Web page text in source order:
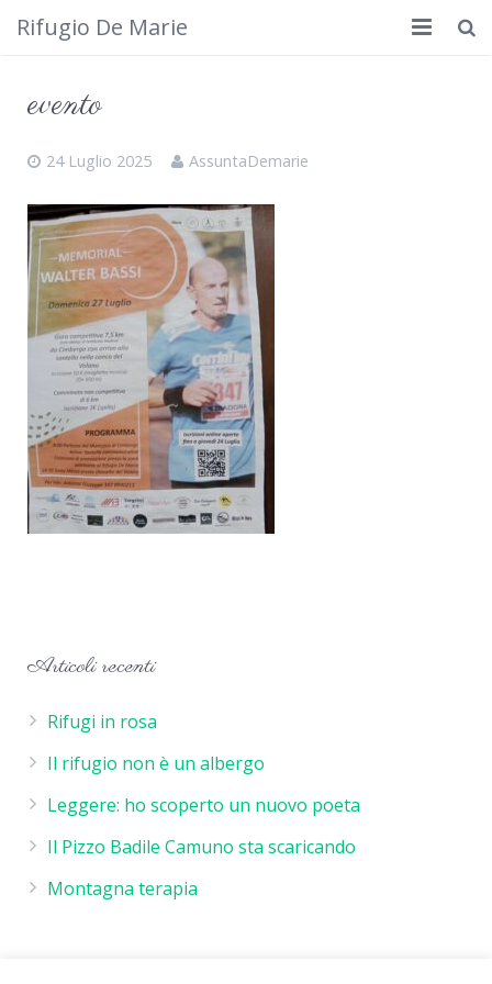
Rifugio De Marie
Cosa fare
Calendario
Foto
Cimbergo da vedere
Contatti
evento
24 Luglio 2025 AssuntaDemarie
Articoli recenti
Rifugi in rosa
Il rifugio non è un albergo
Leggere: ho scoperto un nuovo poeta
Il Pizzo Badile Camuno sta scaricando
Montagna terapia